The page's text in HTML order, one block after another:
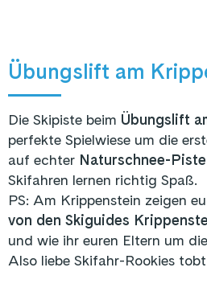
Übungslift am
Die Skipiste beim Übungslift
perfekte Spielwiese um die
auf echter Naturschnee-Piste
Skifahren lernen richtig Spaß.
PS: Am Krippenstein zeigen
von den Skiguides
und wie ihr euren Eltern um
Also liebe Skifahr-Rookies